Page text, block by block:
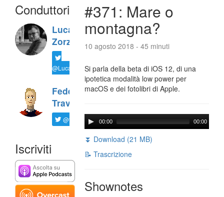
Conduttori
Luca
Zorzi
@LucaTNT
Federico
Travaini
@ftrava
Iscriviti
#371: Mare o
montagna?
10 agosto 2018 - 45 minuti
Si parla della beta di iOS 12, di una
ipotetica modalità low power per
macOS e dei fotolibri di Apple.
00:00 00:00
⏬ Download (21 MB)
📝 Trascrizione
Shownotes